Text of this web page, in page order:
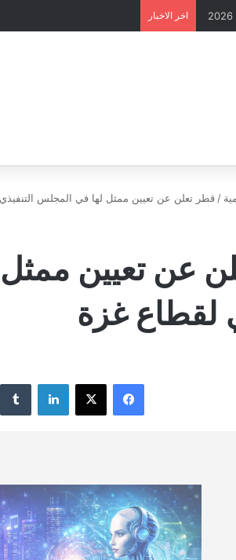
اخر الاخبار
/ قطر تعلن عن تعيين ممثل لها في المجلس
عن تعيين
لقطاع غزة
فيسبوك ‫X لينكدإن ‏Tumblr